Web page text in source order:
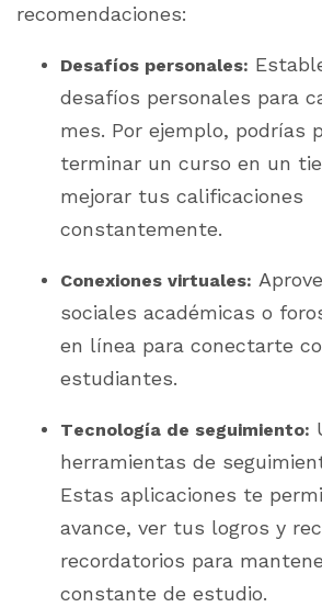
recomendaciones:
Desafíos personales:
desafíos personales para
mes. Por ejemplo, podrías
terminar un curso en un
mejorar tus calificaciones
constantemente.
Conexiones virtuales:
sociales académicas o
en línea para conectarte
estudiantes.
Tecnología de seguimiento:
herramientas de
Estas aplicaciones te
avance, ver tus logros y
recordatorios para
constante de estudio.